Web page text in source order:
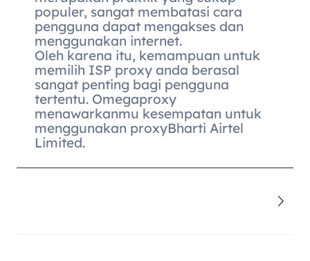
populer, sangat membatasi cara
pengguna dapat mengakses dan
menggunakan internet.
Oleh karena itu, kemampuan untuk
memilih ISP proxy anda berasal
sangat penting bagi pengguna
tertentu. Omegaproxy
menawarkanmu kesempatan untuk
menggunakan proxyBharti Airtel
Limited.